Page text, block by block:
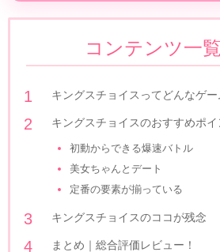
コンテンツ一覧
キングスチョイスってどんなゲー
キングスチョイスのおすすめポイ
初動からできる爆速バトル
美女ちゃんとデート
定番の要素が揃っている
キングスチョイスのココが残念
まとめ｜総合評価レビュー！